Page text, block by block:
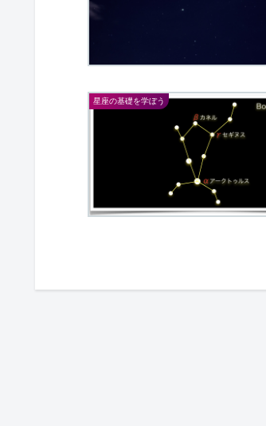
星座の基礎を学ぼう